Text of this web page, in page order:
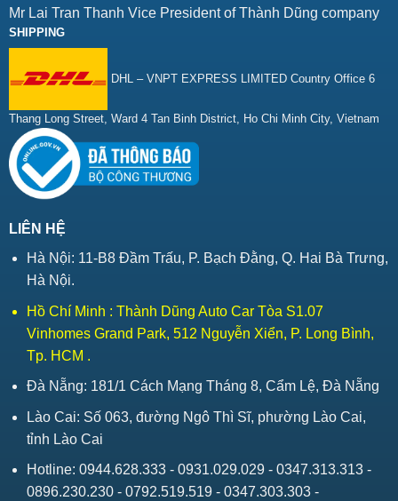
Mr Lai Tran Thanh Vice President of Thành Dũng company
SHIPPING
DHL – VNPT EXPRESS LIMITED Country Office 6
Thang Long Street, Ward 4 Tan Binh District, Ho Chi Minh City, Vietnam
LIÊN HỆ
Hà Nội: 11-B8 Đầm Trấu, P. Bạch Đằng, Q. Hai Bà Trưng,
Hà Nội.
Hồ Chí Minh : Thành Dũng Auto Car Tòa S1.07
Vinhomes Grand Park, 512 Nguyễn Xiển, P. Long Bình,
Tp. HCM .
Đà Nẵng: 181/1 Cách Mạng Tháng 8, Cẩm Lệ, Đà Nẵng
Lào Cai: Số 063, đường Ngô Thì Sĩ, phường Lào Cai,
tỉnh Lào Cai
Hotline: 0944.628.333 - 0931.029.029 - 0347.313.313 -
0896.230.230 - 0792.519.519 - 0347.303.303 -